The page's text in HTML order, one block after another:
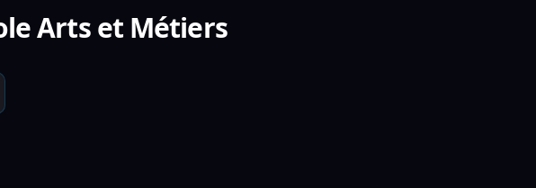
Arts et Métiers